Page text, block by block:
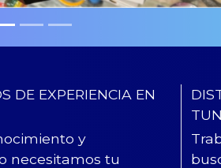
DE EXPERIENCIA EN
y
necesitamos tu
TUN